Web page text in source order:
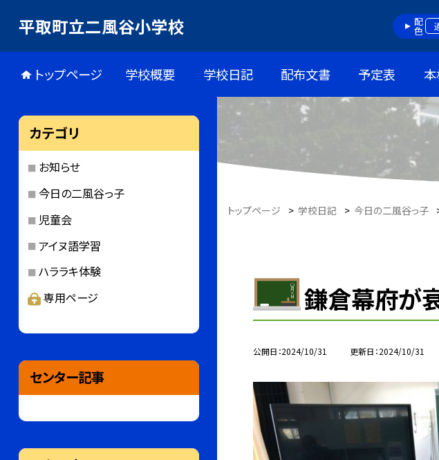
平取町立二風谷小学校 配色
トップページ 学校概要 学校日記 配布文書 予定表
トップページ > 学校日記 > 今日の二風谷っ子
鎌倉幕府が
公開日 2024/10/31 更新日 2024/10/31
カテゴリ
お知らせ
今日の二風谷っ子
児童会
アイヌ語学習
ハララキ体験
専用ページ
センター記事